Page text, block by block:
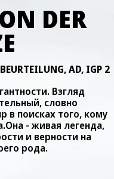
DER
AD, IGP 2
Взгляд
словно
поисках того, кому
- живая легенда,
и верности на
рода.